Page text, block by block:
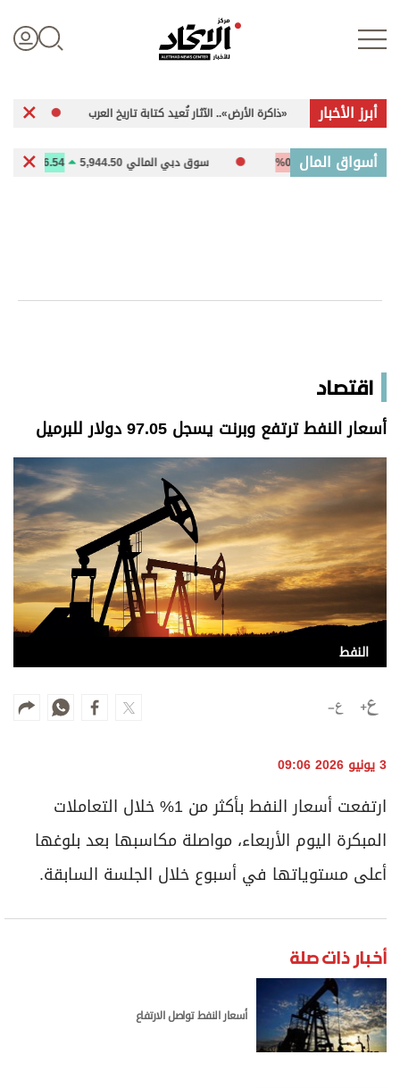
وجهات نظر
الترفيه
التعليم والمعرفة
الذكاء الاصطناعي
تغطيات
فيديو
بودكاست
إنفوجراف
كاريكتير
برامج
عدد اليوم
مواقيت الصلاة
الأحوال الجوية
أبرز الأخبار«ذاكرة الأرض».. الآثار تُعيد كتابة تاريخ العرب «المجمع
أسواق المال
-25.94
-0.26% سوق دبي المالي 5,944.50 26.54
0.45%
اقتصاد
أسعار النفط ترتفع وبرنت يسجل 97.05 دولار للبرميل
النفط
3 يونيو 2026 09:06
ارتفعت أسعار النفط بأكثر من 1% خلال التعاملات
المبكرة اليوم الأربعاء، مواصلة مكاسبها بعد بلوغها
أعلى مستوياتها في أسبوع خلال الجلسة السابقة.
أخبار ذات صلة
أسعار النفط تواصل الارتفاع